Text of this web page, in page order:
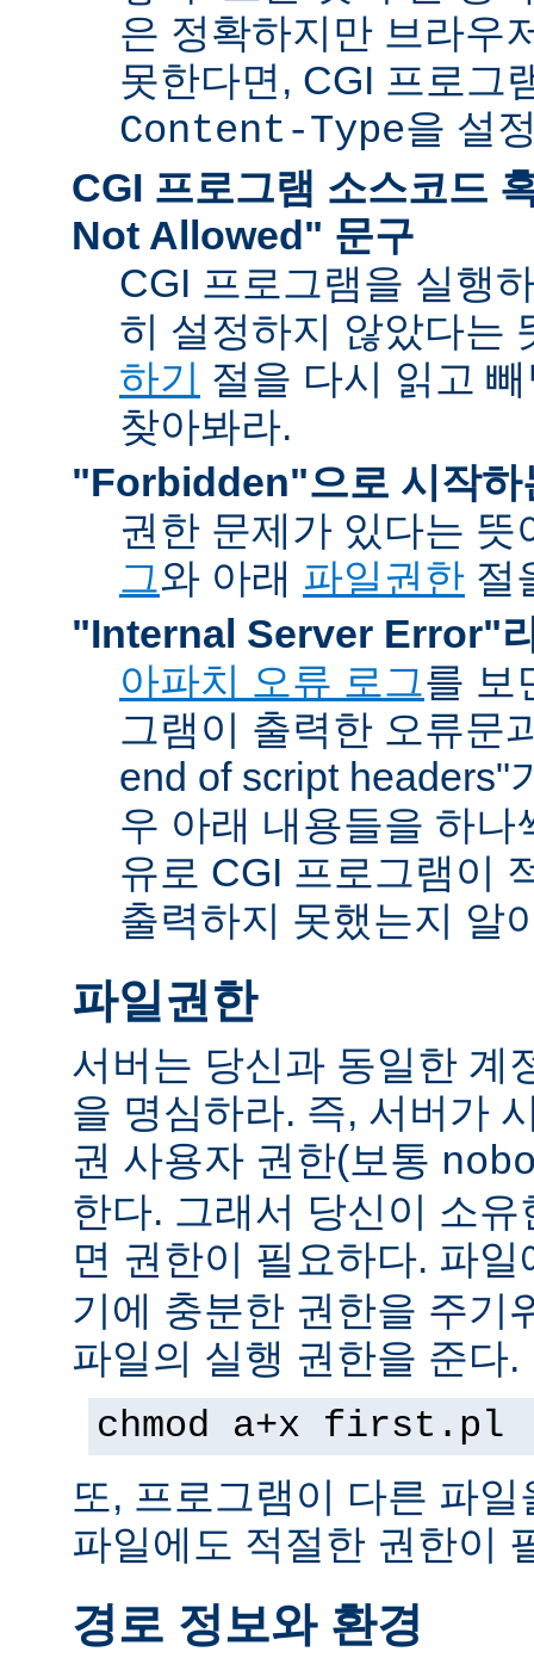
은 정확하지만 브라우
못한다면, CGI 프로그
Content-Type을 설
CGI 프로그램 소스코드
Not Allowed" 문구
CGI 프로그램을 실행
히 설정하지 않았다는
하기 절을 다시 읽고
찾아봐라.
"Forbidden"으로 시작하
권한 문제가 있다는
그와 아래 파일권한 절
"Internal Server Error"
아파치 오류 로그를 보
그램이 출력한 오류문
end of script headers"
우 아래 내용들을 하나
유로 CGI 프로그램이
출력하지 못했는지 알
파일권한
서버는 당신과 동일한 계
을 명심하라. 즉, 서버가
권 사용자 권한(보통
한다. 그래서 당신이 소
면 권한이 필요하다. 파
기에 충분한 권한을 주기
파일의 실행 권한을 준다.
chmod a+x first.pl
또, 프로그램이 다른 파
파일에도 적절한 권한이
경로 정보와 환경